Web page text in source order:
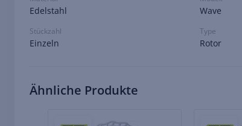
Edelstahl Wave
Stückzahl
Einzeln
Type
Rotor
Ähnliche Produkte